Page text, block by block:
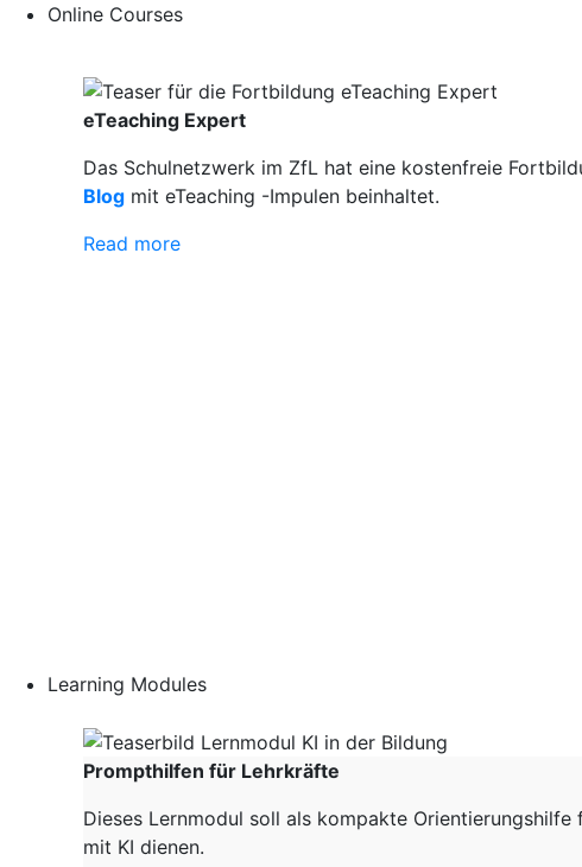
Online Courses
eTeaching Expert
Das Schulnetzwerk im ZfL hat eine kostenfreie
Blog mit eTeaching -Impulen beinhaltet.
Read more
Learning Modules
Prompthilfen für Lehrkräfte
Dieses Lernmodul soll als kompakte
mit KI dienen.